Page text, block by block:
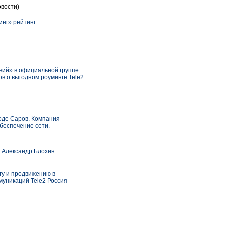
рейтинг
в официальной группе
о выгодном роуминге Tele2.
Саров. Компания
сети.
Блохин
и продвижению в
Tele2 Россия